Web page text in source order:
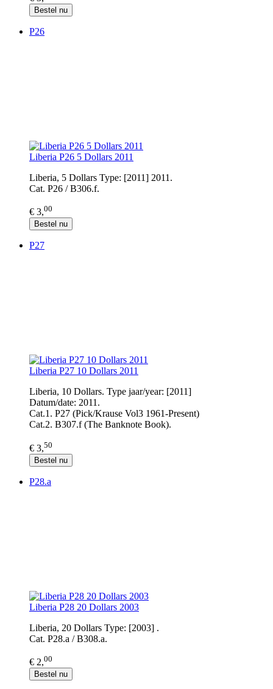
Bestel nu
P26
Liberia P26 5 Dollars 2011
Liberia, 5 Dollars Type: [2011] 2011.
Cat. P26 / B306.f.
€ 3,00
Bestel nu
P27
Liberia P27 10 Dollars 2011
Liberia, 10 Dollars. Type jaar/year: [2011]
Datum/date: 2011.
Cat.1. P27 (Pick/Krause Vol3 1961-Present)
Cat.2. B307.f (The Banknote Book).
€ 3,50
Bestel nu
P28.a
Liberia P28 20 Dollars 2003
Liberia, 20 Dollars Type: [2003] .
Cat. P28.a / B308.a.
€ 2,00
Bestel nu